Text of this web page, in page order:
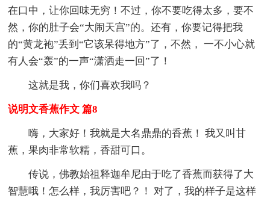
在口中，让你回味无穷！不过，你不要吃得太多，要不
然，你的肚子会“大闹天宫”的。还有，你要记得把我
的“黄龙袍”丢到“它该呆得地方”了，不然， 一不小心就
有人会“轰”的一声“潇洒走一回”了！
这就是我，你们喜欢我吗？
说明文香蕉作文 篇8
嗨，大家好！我就是大名鼎鼎的香蕉！ 我又叫甘
蕉，果肉非常软糯，香甜可口。
传说，佛教始祖释迦牟尼由于吃了香蕉而获得了大
智慧哦！怎么样，我厉害吧？！ 对了，我的样子是这样